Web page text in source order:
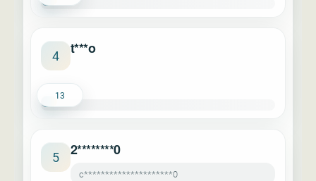
4 t***o
13
5 2********0
c*********************0